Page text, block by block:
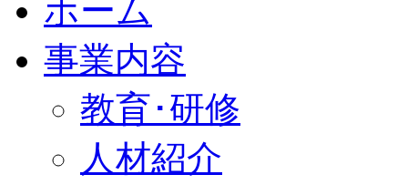
ホーム
事業内容
教育･研修
人材紹介